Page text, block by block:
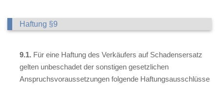
Haftung §9
9.1. Für eine Haftung des Verkäufers auf Schadensersatz
gelten unbeschadet der sonstigen gesetzlichen
Anspruchsvoraussetzungen folgende Haftungsausschlüsse